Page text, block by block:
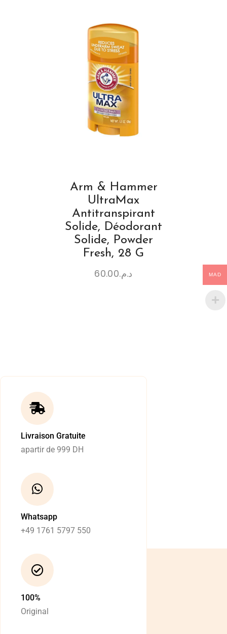
Arm & Hammer
UltraMax
Antitranspirant
Solide, Déodorant
Solide, Powder
Fresh, 28 G
د.م.60.00
Livraison Gratuite
apartir de 999 DH
Whatsapp
+49 1761 5797 550
100%
Original
MAD